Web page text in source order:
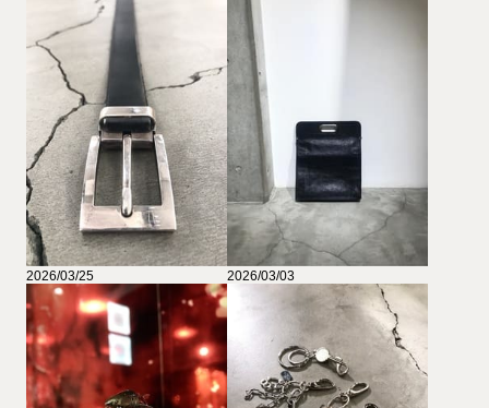
2026/03/25 2026/03/03